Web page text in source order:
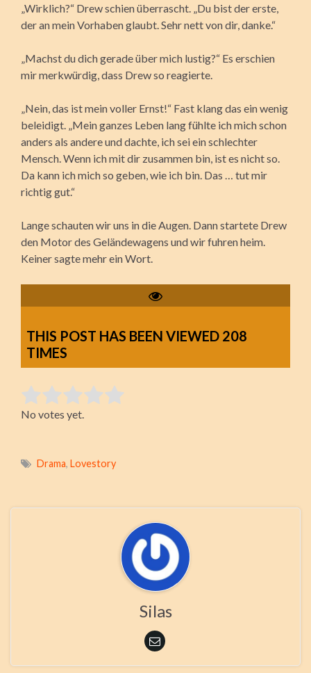
„Wirklich?“ Drew schien überrascht. „Du bist der erste,
der an mein Vorhaben glaubt. Sehr nett von dir, danke.“
„Machst du dich gerade über mich lustig?“ Es erschien
mir merkwürdig, dass Drew so reagierte.
„Nein, das ist mein voller Ernst!“ Fast klang das ein wenig
beleidigt. „Mein ganzes Leben lang fühlte ich mich schon
anders als andere und dachte, ich sei ein schlechter
Mensch. Wenn ich mit dir zusammen bin, ist es nicht so.
Da kann ich mich so geben, wie ich bin. Das … tut mir
richtig gut.“
Lange schauten wir uns in die Augen. Dann startete Drew
den Motor des Geländewagens und wir fuhren heim.
Keiner sagte mehr ein Wort.
THIS POST HAS BEEN VIEWED 208
TIMES
Rate this item:
Submit Rating
No votes yet.
Drama, Lovestory
Silas